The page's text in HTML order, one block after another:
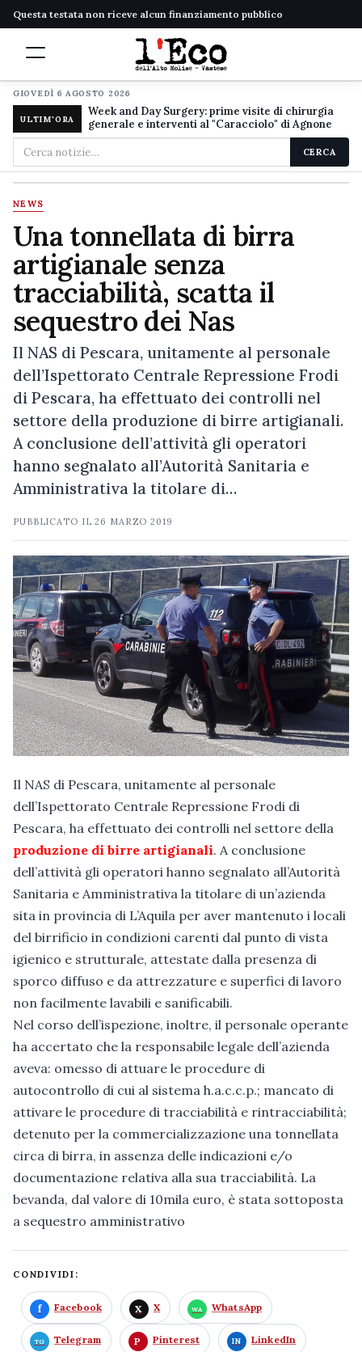
Questa testata non riceve alcun finanziamento pubblico
GIOVEDÌ 6 AGOSTO 2026
ULTIM'ORA
Week and Day Surgery: prime visite di chirurgia
generale e interventi al "Caracciolo" di Agnone
Cerca
nel
sito
CERCA
NEWS
Una tonnellata di birra
artigianale senza
tracciabilità, scatta il
sequestro dei Nas
Il NAS di Pescara, unitamente al personale
dell’Ispettorato Centrale Repressione Frodi
di Pescara, ha effettuato dei controlli nel
settore della produzione di birre artigianali.
A conclusione dell’attività gli operatori
hanno segnalato all’Autorità Sanitaria e
Amministrativa la titolare di…
PUBBLICATO IL26 MARZO 2019
Il NAS di Pescara, unitamente al personale
dell’Ispettorato Centrale Repressione Frodi di
Pescara, ha effettuato dei controlli nel settore della
produzione di birre artigianali. A conclusione
dell’attività gli operatori hanno segnalato all’Autorità
Sanitaria e Amministrativa la titolare di un’azienda
sita in provincia di L’Aquila per aver mantenuto i locali
del birrificio in condizioni carenti dal punto di vista
igienico e strutturale, attestate dalla presenza di
sporco diffuso e da attrezzature e superfici di lavoro
non facilmente lavabili e sanificabili.
Nel corso dell’ispezione, inoltre, il personale operante
ha accertato che la responsabile legale dell’azienda
aveva: omesso di attuare le procedure di
autocontrollo di cui al sistema h.a.c.c.p.; mancato di
attivare le procedure di tracciabilità e rintracciabilità;
detenuto per la commercializzazione una tonnellata
circa di birra, in assenza delle indicazioni e/o
documentazione relativa alla sua tracciabilità. La
bevanda, dal valore di 10mila euro, è stata sottoposta
a sequestro amministrativo
CONDIVIDI:
Facebook X WhatsApp
Telegram Pinterest LinkedIn